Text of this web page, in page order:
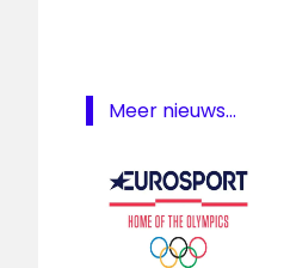
Meer nieuws...